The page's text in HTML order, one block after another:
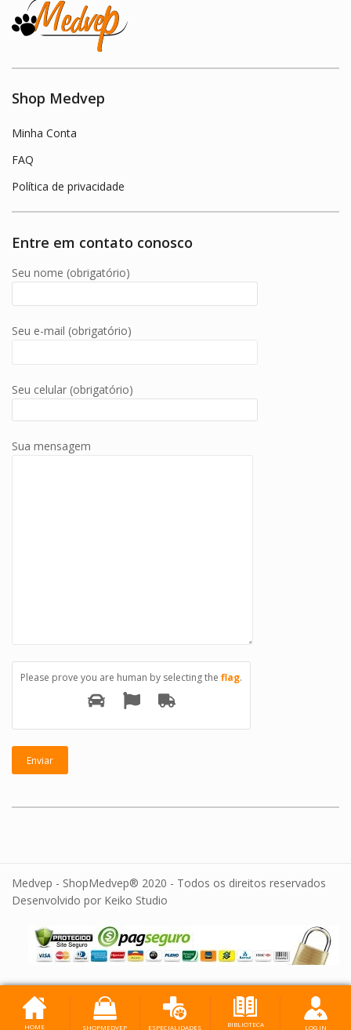
Shop Medvep
Minha Conta
FAQ
Política de privacidade
Entre em contato conosco
Seu nome (obrigatório)
Seu e-mail (obrigatório)
Seu celular (obrigatório)
Sua mensagem
Please prove you are human by selecting the flag.
Medvep - ShopMedvep® 2020 - Todos os direitos reservados
Desenvolvido por Keiko Studio
HOME SHOPMEDVEP ESPECIALIDADES BIBLIOTECA LOG IN